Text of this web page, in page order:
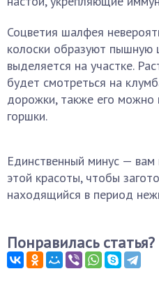
Соцветия шалфея
колоски образуют пышную
выделяется на участке.
будет смотреться на
дорожки, также его можно
горшки.
Единственный минус — вам
этой красоты, чтобы
находящийся в период
Понравилась